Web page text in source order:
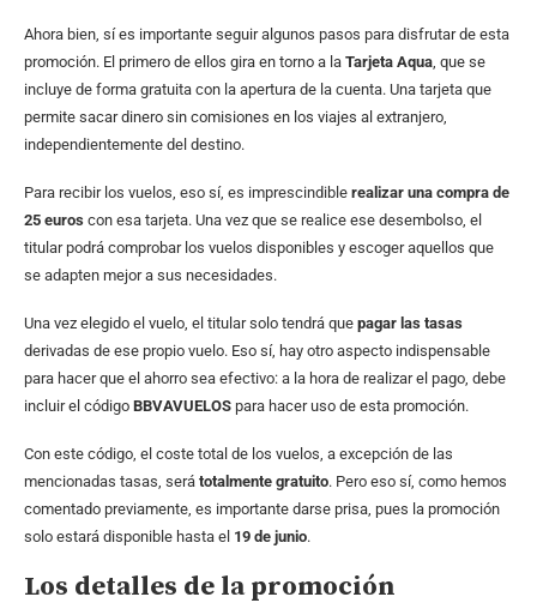
Ahora bien, sí es importante seguir algunos pasos para disfrutar de esta
promoción. El primero de ellos gira en torno a la Tarjeta Aqua , que se
incluye de forma gratuita con la apertura de la cuenta. Una tarjeta que
permite sacar dinero sin comisiones en los viajes al extranjero,
independientemente del destino.
Para recibir los vuelos, eso sí, es imprescindible realizar una compra de
25 euros con esa tarjeta. Una vez que se realice ese desembolso, el
titular podrá comprobar los vuelos disponibles y escoger aquellos que
se adapten mejor a sus necesidades.
Una vez elegido el vuelo, el titular solo tendrá que pagar las tasas
derivadas de ese propio vuelo. Eso sí, hay otro aspecto indispensable
para hacer que el ahorro sea efectivo: a la hora de realizar el pago, debe
incluir el código BBVAVUELOS para hacer uso de esta promoción.
Con este código, el coste total de los vuelos, a excepción de las
mencionadas tasas, será totalmente gratuito. Pero eso sí, como hemos
comentado previamente, es importante darse prisa, pues la promoción
solo estará disponible hasta el 19 de junio.
Los detalles de la promoción